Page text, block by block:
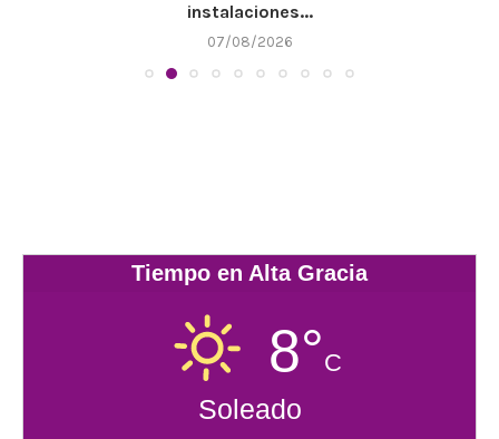
instalaciones...
07/08/2026
Tiempo en Alta Gracia
8°C
Soleado